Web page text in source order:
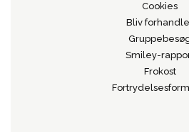
Cookies
Bliv
Smiley-
Frokost